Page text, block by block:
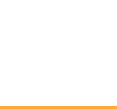
ミケ搬入とその